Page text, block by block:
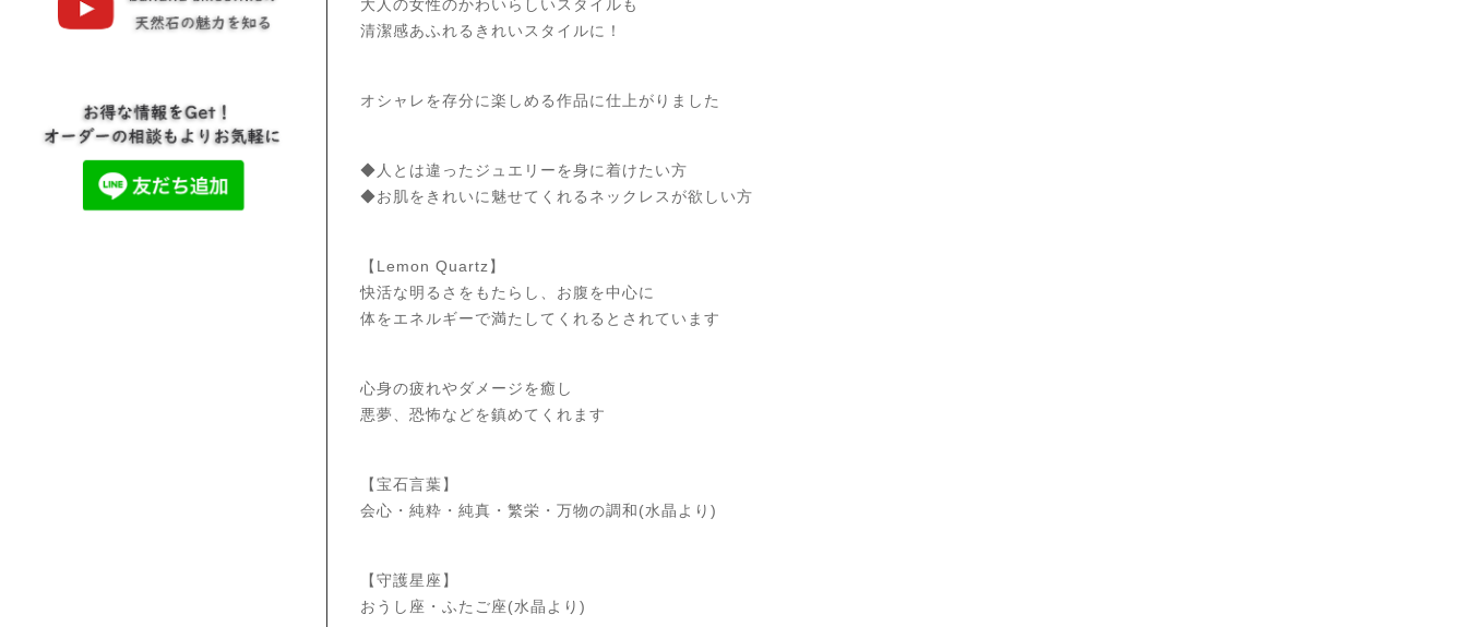
大人の女性のかわいらしいスタイルも
清潔感あふれるきれいスタイルに！
オシャレを存分に楽しめる作品に仕上がりました
◆人とは違ったジュエリーを身に着けたい方
◆お肌をきれいに魅せてくれるネックレスが欲しい方
【Lemon Quartz】
快活な明るさをもたらし、お腹を中心に
体をエネルギーで満たしてくれるとされています
心身の疲れやダメージを癒し
悪夢、恐怖などを鎮めてくれます
【宝石言葉】
会心・純粋・純真・繁栄・万物の調和(水晶より)
【守護星座】
おうし座・ふたご座(水晶より)